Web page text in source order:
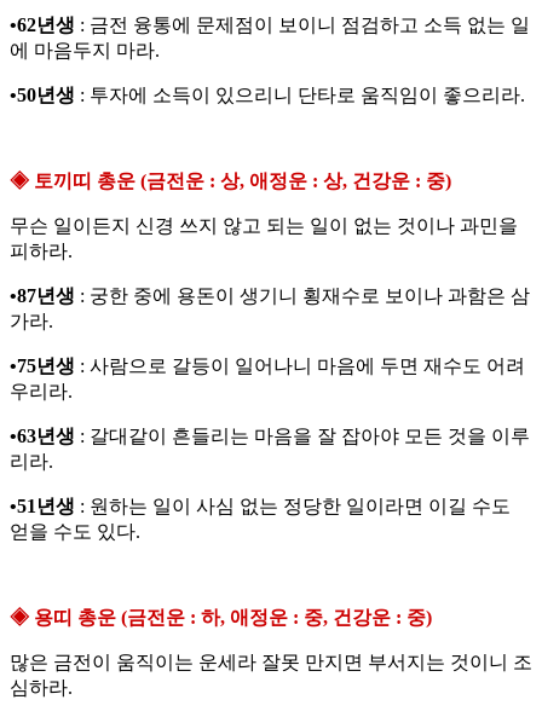
•62년생 : 금전 융통에 문제점이 보이니 점검하고 소득 없는 일
에 마음두지 마라.
•50년생 : 투자에 소득이 있으리니 단타로 움직임이 좋으리라.
◈ 토끼띠 총운 (금전운 : 상, 애정운 : 상, 건강운 : 중)
무슨 일이든지 신경 쓰지 않고 되는 일이 없는 것이나 과민을
피하라.
•87년생 : 궁한 중에 용돈이 생기니 횡재수로 보이나 과함은 삼
가라.
•75년생 : 사람으로 갈등이 일어나니 마음에 두면 재수도 어려
우리라.
•63년생 : 갈대같이 흔들리는 마음을 잘 잡아야 모든 것을 이루
리라.
•51년생 : 원하는 일이 사심 없는 정당한 일이라면 이길 수도
얻을 수도 있다.
◈ 용띠 총운 (금전운 : 하, 애정운 : 중, 건강운 : 중)
많은 금전이 움직이는 운세라 잘못 만지면 부서지는 것이니 조
심하라.